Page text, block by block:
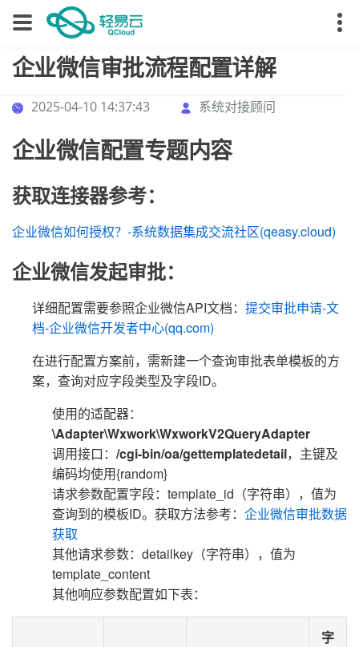
企业微信审批流程配置详解
2025-04-10 14:37:43 系统对接顾问
企业微信配置专题内容
获取连接器参考：
企业微信如何授权？-系统数据集成交流社区(qeasy.cloud)
企业微信发起审批：
详细配置需要参照企业微信API文档： 提交审批申请-文
档-企业微信开发者中心(qq.com)
在进行配置方案前，需新建一个查询审批表单模板的方
案，查询对应字段类型及字段ID。
使用的适配器：
\Adapter\Wxwork\WxworkV2QueryAdapter
调用接口： /cgi-bin/oa/gettemplatedetail，主键及
编码均使用{random}
请求参数配置字段：template_id（字符串），值为
查询到的模板ID。获取方法参考： 企业微信审批数据
获取
其他请求参数：detailkey（字符串），值为
template_content
其他响应参数配置如下表：
字